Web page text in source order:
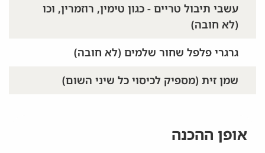
עשבי תיבול טריים - כגון טימין, רוזמרין, וכו
(לא חובה)
גרגרי פלפל שחור שלמים (לא חובה)
שמן זית (מספיק לכיסוי כל שיני השום)
אופן ההכנה